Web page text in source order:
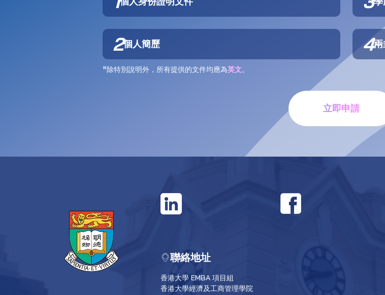
2個人簡歷 4
#除特別說明外，所有提供的文件均應為英文。
立即申請
聯絡地址
香港大學 EMBA 項目組
香港大學經濟及工商管理學院